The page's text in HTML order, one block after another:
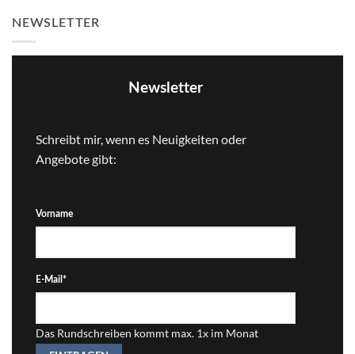
NEWSLETTER
Newsletter
Schreibt mir, wenn es Neuigkeiten oder
Angebote gibt:
Vorname
E-Mail *
Das Rundschreiben kommt max. 1x im Monat